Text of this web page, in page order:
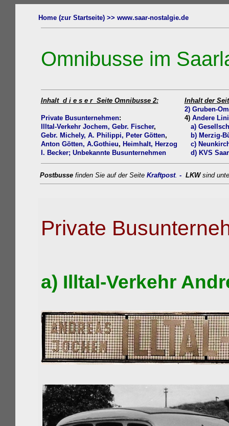
Home (zur Startseite) >> www.saar-nostalgie.de
Omnibusse im
Inhalt d i e s e r Seite Omnibusse 2:
Private Busunternehmen:
Illtal-Verkehr Jochem, Gebr. Fischer,
Gebr. Michely, A. Philippi, Peter Götten,
Anton Götten, A.Gothieu, Heimhalt, Herzog
I. Becker; Unbekannte Busunternehmen
Inhalt der
2) Gruben-
4) Andere
a)
b) Merzig-
c)
d) KVS
Postbusse finden Sie auf der Seite Kraftpost. - LKW sind
Private
a) Illtal-Verkehr